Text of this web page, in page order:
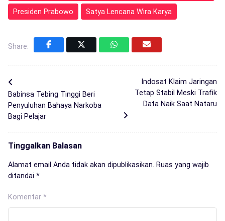
Presiden Prabowo Satya Lencana Wira Karya
Share:
Babinsa Tebing Tinggi Beri
Penyuluhan Bahaya Narkoba
Bagi Pelajar
Indosat Klaim Jaringan
Tetap Stabil Meski Trafik
Data Naik Saat Nataru
Tinggalkan Balasan
Alamat email Anda tidak akan dipublikasikan.
Ruas yang wajib
ditandai *
Komentar *